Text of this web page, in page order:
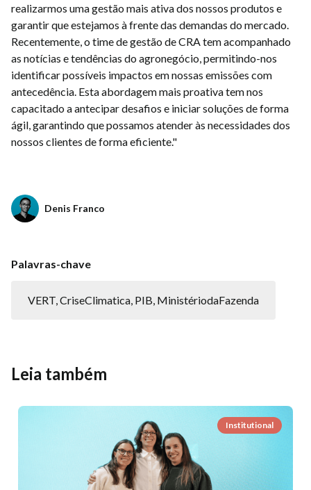
realizarmos uma gestão mais ativa dos nossos produtos e
garantir que estejamos à frente das demandas do mercado.
Recentemente, o time de gestão de CRA tem acompanhado
as notícias e tendências do agronegócio, permitindo-nos
identificar possíveis impactos em nossas emissões com
antecedência. Esta abordagem mais proativa tem nos
capacitado a antecipar desafios e iniciar soluções de forma
ágil, garantindo que possamos atender às necessidades dos
nossos clientes de forma eficiente."
Denis Franco
Palavras-chave
VERT, CriseClimatica, PIB, MinistériodaFazenda
Leia também
Institutional